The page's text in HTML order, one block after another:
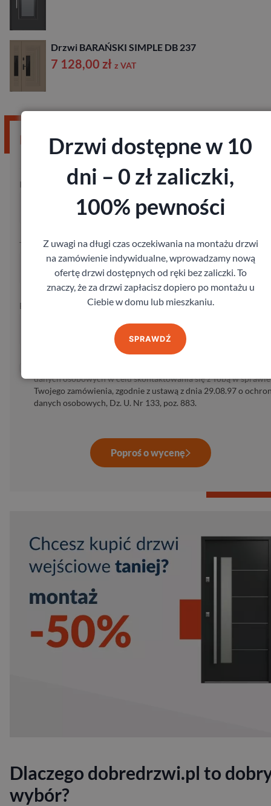
Drzwi BARAŃSKI SIMPLE DB 237
7 128,00 zł z VAT
Potrzebujesz błyskawicznej wyceny?
Imię: Kod pocztowy:
Telefon:
E-mail:
danych osobowych w celu skontaktowania się z Tobą w sprawie
Twojego zamówienia, zgodnie z ustawą z dnia 29.08.97 o
danych osobowych, Dz. U. Nr 133, poz. 883.
Poproś o wycenę
Dlaczego dobredrzwi.pl to
wybór?
Drzwi dostępne w 10
dni – 0 zł zaliczki,
100% pewności
Z uwagi na długi czas oczekiwania na montażu drzwi
na zamówienie indywidualne, wprowadzamy nową
ofertę drzwi dostępnych od ręki bez zaliczki. To
znaczy, że za drzwi zapłacisz dopiero po montażu u
Ciebie w domu lub mieszkaniu.
SPRAWDŹ